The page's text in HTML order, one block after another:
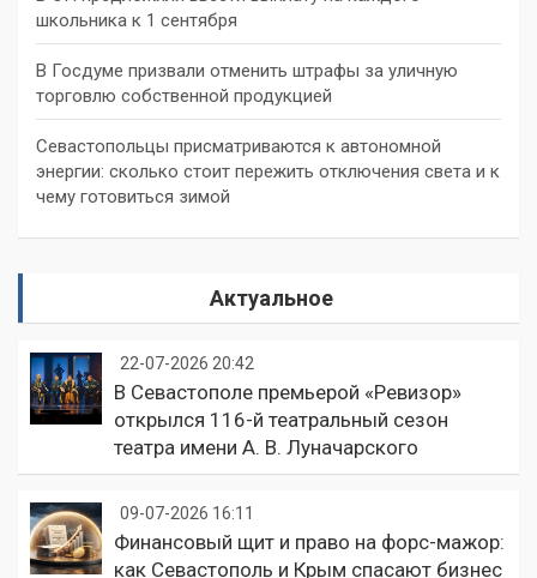
школьника к 1 сентября
В Госдуме призвали отменить штрафы за уличную
торговлю собственной продукцией
Севастопольцы присматриваются к автономной
энергии: сколько стоит пережить отключения света и к
чему готовиться зимой
Актуальное
22-07-2026 20:42
В Севастополе премьерой «Ревизор»
открылся 116-й театральный сезон
театра имени А. В. Луначарского
09-07-2026 16:11
Финансовый щит и право на форс-мажор:
как Севастополь и Крым спасают бизнес